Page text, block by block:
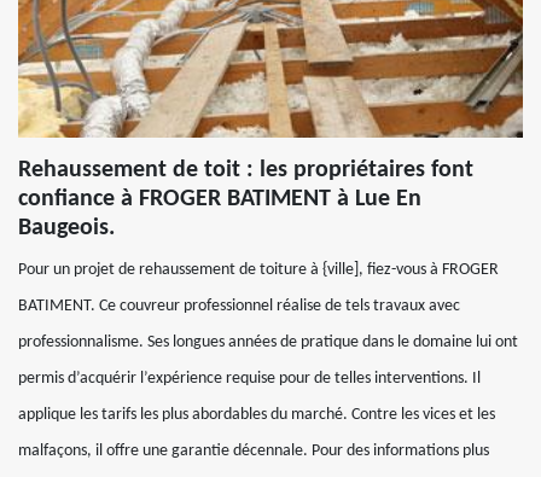
Rehaussement de toit : les propriétaires font
confiance à FROGER BATIMENT à Lue En
Baugeois.
Pour un projet de rehaussement de toiture à {ville], fiez-vous à FROGER
BATIMENT. Ce couvreur professionnel réalise de tels travaux avec
professionnalisme. Ses longues années de pratique dans le domaine lui ont
permis d’acquérir l’expérience requise pour de telles interventions. Il
applique les tarifs les plus abordables du marché. Contre les vices et les
malfaçons, il offre une garantie décennale. Pour des informations plus